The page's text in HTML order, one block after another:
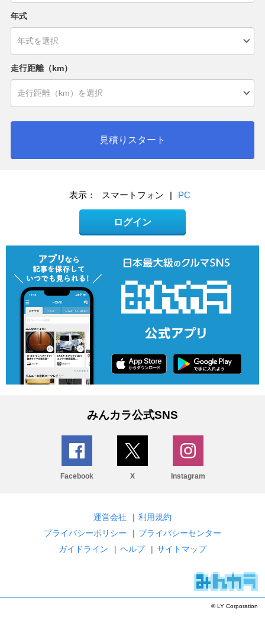
年式
走行距離（km）
見積りスタート
表示： スマートフォン | PC
ログイン
みんカラ公式SNS
Facebook X Instagram
運営会社 | 利用規約
プライバシーポリシー
| プライバシーセンター
ガイドライン
| ヘルプ | サイトマップ
© LY Corporation